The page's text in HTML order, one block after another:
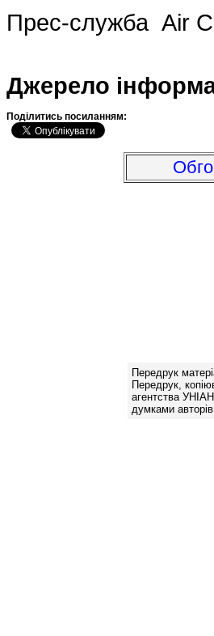
Прес-служба Air
Джерело
Подiлитись посиланням:
Передрук
Передрук,
агентства
думками